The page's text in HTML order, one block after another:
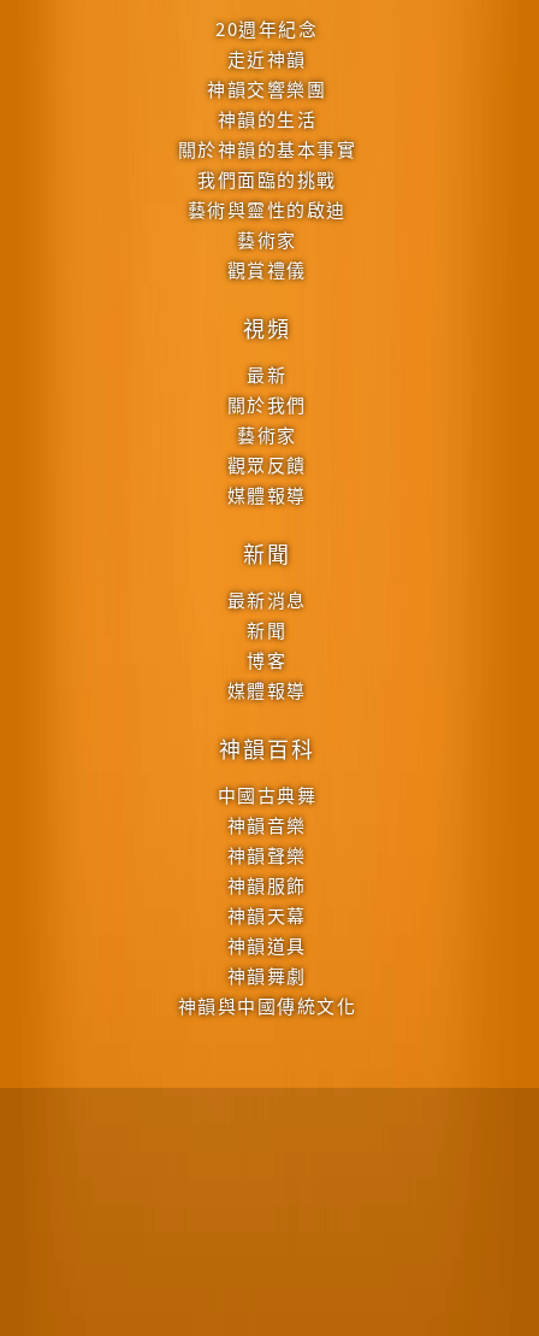
20週年紀念
走近神韻
神韻交響樂團
神韻的生活
關於神韻的基本事實
我們面臨的挑戰
藝術與靈性的啟迪
藝術家
觀賞禮儀
視頻
最新
關於我們
藝術家
觀眾反饋
媒體報導
新聞
最新消息
新聞
博客
媒體報導
神韻百科
中國古典舞
神韻音樂
神韻聲樂
神韻服飾
神韻天幕
神韻道具
神韻舞劇
神韻與中國傳統文化